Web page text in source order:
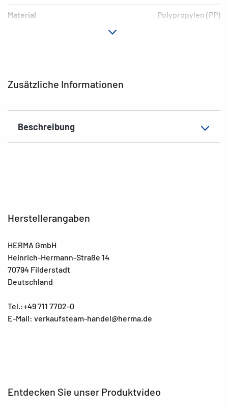
Zusätzliche Informationen
Beschreibung
Material Polypropylen (PP)
Herstellerangaben
HERMA GmbH
Heinrich-Hermann-Straße 14
70794 Filderstadt
Deutschland
Tel.:+49 711 7702-0
E-Mail: verkaufsteam-handel@herma.de
Entdecken Sie unser Produktvideo